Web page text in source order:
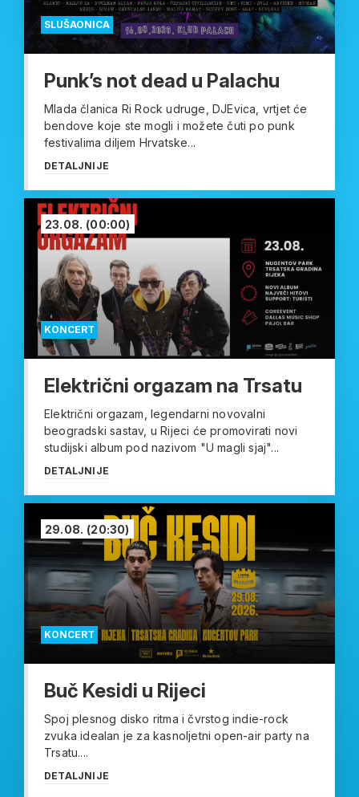
SLUŠAONICA
Punk’s not dead u Palachu
Mlada članica Ri Rock udruge, DJEvica, vrtjet će
bendove koje ste mogli i možete čuti po punk
festivalima diljem Hrvatske...
DETALJNIJE
KONCERT
23.08. (00:00)
Električni orgazam na Trsatu
Električni orgazam, legendarni novovalni
beogradski sastav, u Rijeci će promovirati novi
studijski album pod nazivom "U magli sjaj"...
DETALJNIJE
KONCERT
29.08. (20:30)
Buč Kesidi u Rijeci
Spoj plesnog disko ritma i čvrstog indie-rock
zvuka idealan je za kasnoljetni open-air party na
Trsatu....
DETALJNIJE